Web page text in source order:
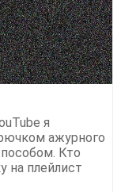
я
ажурного
Кто
на плейлист